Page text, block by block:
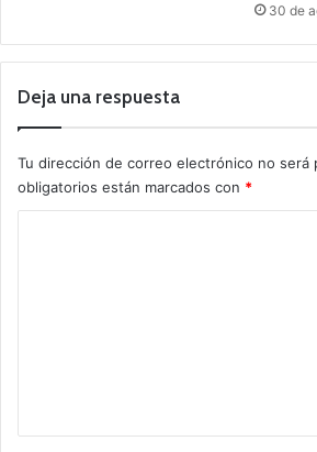
30 de
Deja una respuesta
Tu dirección de correo electrónico no será
obligatorios están marcados con *